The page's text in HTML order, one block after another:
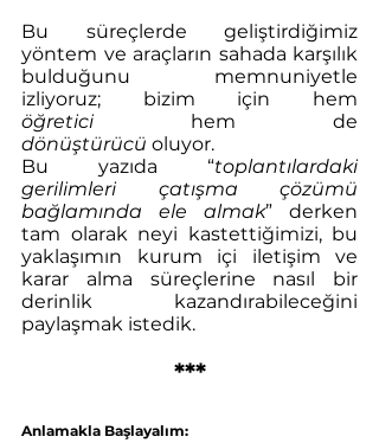
Bu süreçlerde geliştirdiğimiz
yöntem ve araçların sahada karşılık
bulduğunu memnuniyetle
öğretici
dönüştürücü oluyor.
Bu yazıda “toplantılardaki
gerilimleri çatışma çözümü
bağlamında ele almak” derken
tam olarak neyi kastettiğimizi, bu
yaklaşımın kurum içi iletişim ve
karar alma süreçlerine nasıl bir
derinlik kazandırabileceğini
paylaşmak istedik.
***
Anlamakla Başlayalım: